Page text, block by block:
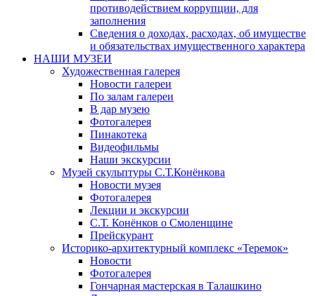
противодействием коррупции, для
заполнения
Сведения о доходах, расходах, об имуществе
и обязательствах имущественного характера
НАШИ МУЗЕИ
Художественная галерея
Новости галереи
По залам галереи
В дар музею
Фотогалерея
Пинакотека
Видеофильмы
Наши экскурсии
Музей скульптуры С.Т.Конёнкова
Новости музея
Фотогалерея
Лекции и экскурсии
С.Т. Конёнков о Смоленщине
Прейскурант
Историко-архитектурный комплекс «Теремок»
Новости
Фотогалерея
Гончарная мастерская в Талашкино